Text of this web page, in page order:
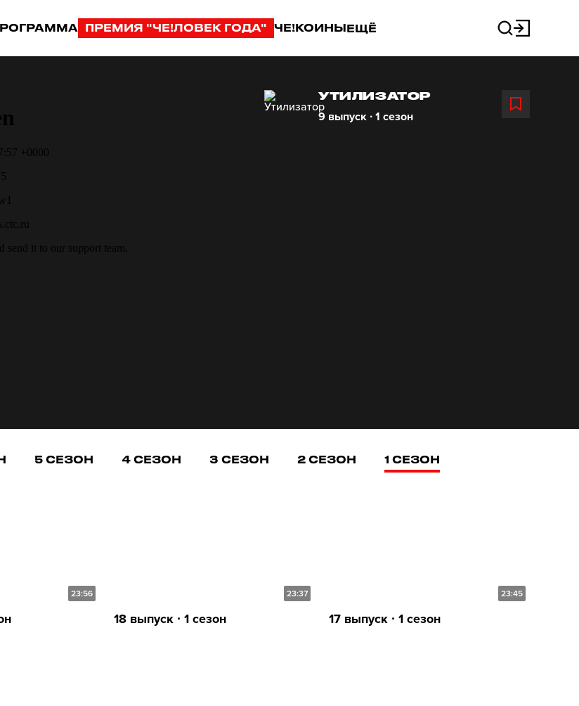
ПРЕМИЯ "ЧЕ!ЛОВЕК ГОДА" ЧЕ!КОИНЫЕЩЁ
УТИЛИЗАТОР
9 выпуск ∙ 1 сезон
5 СЕЗОН 4 СЕЗОН 3 СЕЗОН 2 СЕЗОН 1 СЕЗОН
23:56 23:37
18 выпуск ∙ 1 сезон
23:45
17 выпуск ∙ 1 сезон